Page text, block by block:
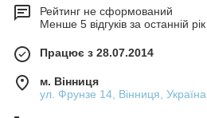
Рейтинг не сформований
Менше 5 відгуків за останній рік
Працює з 28.07.2014
м. Вінниця
ул. Фрунзе 14, Вінниця, Україна